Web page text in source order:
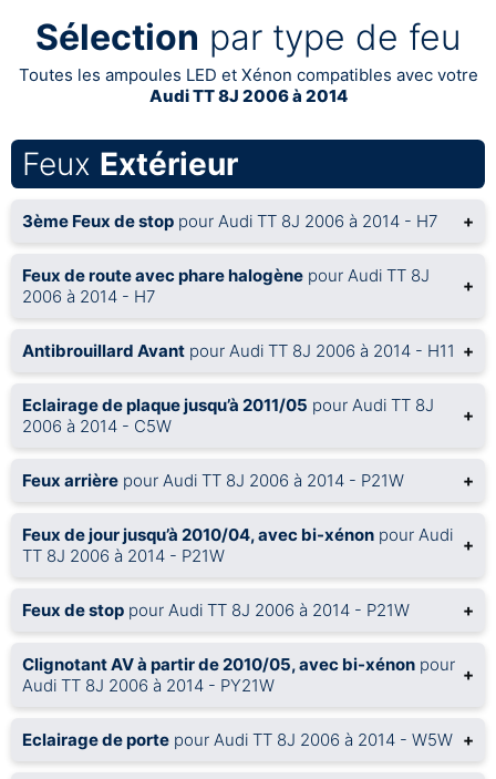
Sélection par type de feu
Toutes les ampoules LED et Xénon compatibles avec votre
Audi TT 8J 2006 à 2014
Feux Extérieur
3ème Feux de stop pour Audi TT 8J 2006 à 2014 - H7 +
Feux de route avec phare halogène pour Audi TT 8J
2006 à 2014 - H7
+
Antibrouillard Avant pour Audi TT 8J 2006 à 2014 - H11 +
Eclairage de plaque jusqu’à 2011/05 pour Audi TT 8J
2006 à 2014 - C5W
+
Feux arrière pour Audi TT 8J 2006 à 2014 - P21W +
Feux de jour jusqu’à 2010/04, avec bi-xénon pour Audi
TT 8J 2006 à 2014 - P21W
+
Feux de stop pour Audi TT 8J 2006 à 2014 - P21W +
Clignotant AV à partir de 2010/05, avec bi-xénon pour
Audi TT 8J 2006 à 2014 - PY21W
+
Eclairage de porte pour Audi TT 8J 2006 à 2014 - W5W +